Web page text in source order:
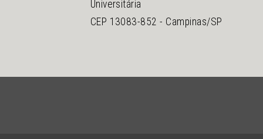
Universitária
CEP 13083-852 - Campinas/SP